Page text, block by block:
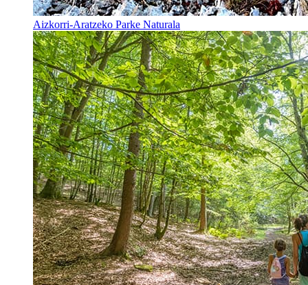
Aizkorri-Aratzeko Parke Naturala